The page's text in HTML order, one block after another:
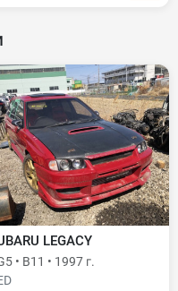
LEGACY
• B11 • 1997 г.